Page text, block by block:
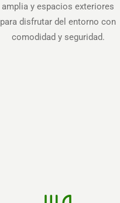
amplia y espacios exteriores
para disfrutar del entorno con
comodidad y seguridad.